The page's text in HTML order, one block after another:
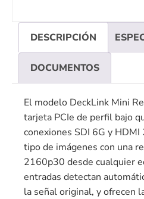
DESCRIPCIÓN
DOCUMENTOS
El modelo DeckLink Mini
tarjeta PCIe de perfil bajo
conexiones SDI 6G y
tipo de imágenes con una
2160p30 desde cualquier
entradas detectan
la señal original, y ofrecen